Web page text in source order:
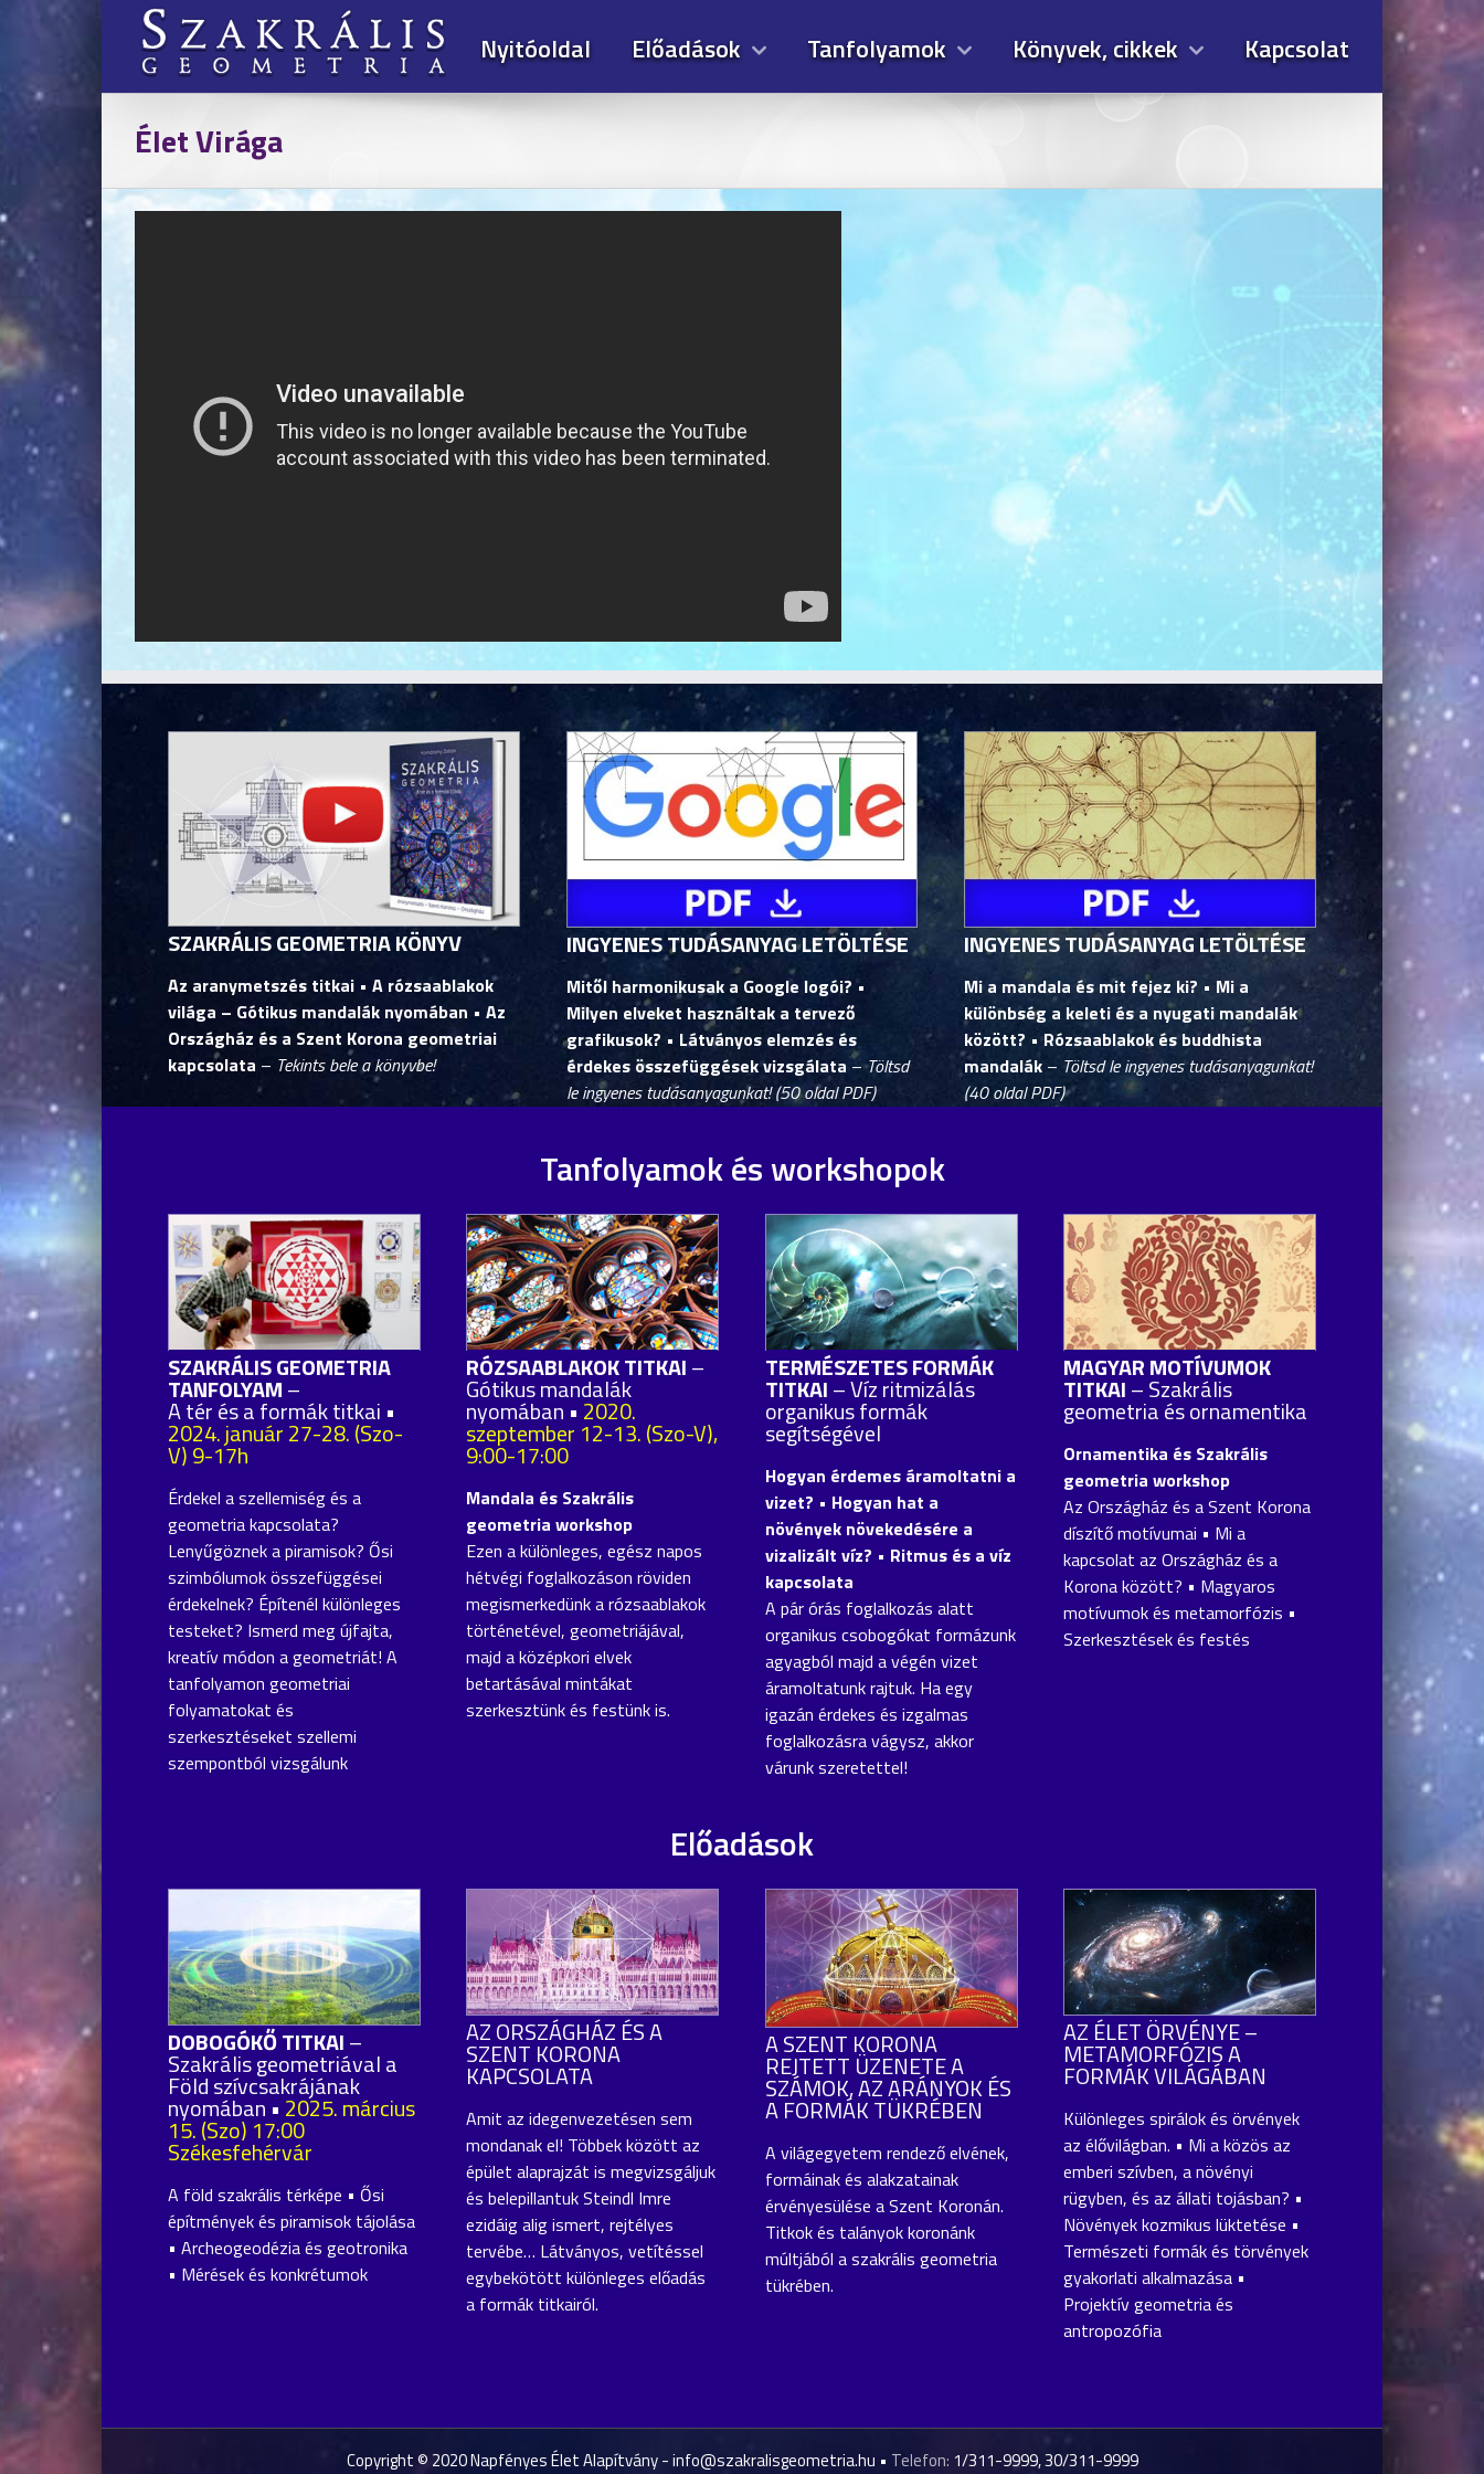
Kihagyás
Nyitóoldal Előadások Tanfolyamok Könyvek, cikkek Kapcsolat
Élet Virága
SZAKRÁLIS GEOMETRIA KÖNYV
Az aranymetszés titkai • A rózsaablakok
világa – Gótikus mandalák nyomában • Az
Országház és a Szent Korona geometriai
kapcsolata – Tekints bele a könyvbe!
INGYENES TUDÁSANYAG LETÖLTÉSE
Mitől harmonikusak a Google logói? •
Milyen elveket használtak a tervező
grafikusok? • Látványos elemzés és
érdekes összefüggések vizsgálata–Töltsd
le ingyenes tudásanyagunkat! (50 oldal PDF)
INGYENES TUDÁSANYAG LETÖLTÉSE
Mi a mandala és mit fejez ki? • Mi a
különbség a keleti és a nyugati mandalák
között? • Rózsaablakok és buddhista
mandalák – Töltsd le ingyenes tudásanyagunkat!
(40 oldal PDF)
Tanfolyamok és workshopok
SZAKRÁLIS GEOMETRIA
TANFOLYAM–
A tér és a formák titkai •
2024. január 27-28. (Szo-
V) 9-17h
Érdekel a szellemiség és a
geometria kapcsolata?
Lenyűgöznek a piramisok? Ősi
szimbólumok összefüggései
érdekelnek? Építenél különleges
testeket? Ismerd meg újfajta,
kreatív módon a geometriát! A
tanfolyamon geometriai
folyamatokat és
szerkesztéseket szellemi
szempontból vizsgálunk
RÓZSAABLAKOK TITKAI–
Gótikus mandalák
nyomában • 2020.
szeptember 12-13. (Szo-V),
9:00-17:00
Mandala és Szakrális
geometria workshop
Ezen a különleges, egész napos
hétvégi foglalkozáson röviden
megismerkedünk a rózsaablakok
történetével, geometriájával,
majd a középkori elvek
betartásával mintákat
szerkesztünk és festünk is.
TERMÉSZETES FORMÁK
TITKAI– Víz ritmizálás
organikus formák
segítségével
Hogyan érdemes áramoltatni a
vizet? • Hogyan hat a
növények növekedésére a
vizalizált víz? • Ritmus és a víz
kapcsolata
A pár órás foglalkozás alatt
organikus csobogókat formázunk
agyagból majd a végén vizet
áramoltatunk rajtuk. Ha egy
igazán érdekes és izgalmas
foglalkozásra vágysz, akkor
várunk szeretettel!
MAGYAR MOTÍVUMOK
TITKAI– Szakrális
geometria és ornamentika
Ornamentika és Szakrális
geometria workshop
Az Országház és a Szent Korona
díszítő motívumai • Mi a
kapcsolat az Országház és a
Korona között? • Magyaros
motívumok és metamorfózis •
Szerkesztések és festés
Előadások
DOBOGÓKŐ TITKAI–
Szakrális geometriával a
Föld szívcsakrájának
nyomában • 2025. március
15. (Szo) 17:00
Székesfehérvár
A föld szakrális térképe • Ősi
építmények és piramisok tájolása
• Archeogeodézia és geotronika
• Mérések és konkrétumok
AZ ORSZÁGHÁZ ÉS A
SZENT KORONA
KAPCSOLATA
Amit az idegenvezetésen sem
mondanak el! Többek között az
épület alaprajzát is megvizsgáljuk
és belepillantuk Steindl Imre
ezidáig alig ismert, rejtélyes
tervébe… Látványos, vetítéssel
egybekötött különleges előadás
a formák titkairól.
A SZENT KORONA
REJTETT ÜZENETE A
SZÁMOK, AZ ARÁNYOK ÉS
A FORMÁK TÜKRÉBEN
A világegyetem rendező elvének,
formáinak és alakzatainak
érvényesülése a Szent Koronán.
Titkok és talányok koronánk
múltjából a szakrális geometria
tükrében.
AZ ÉLET ÖRVÉNYE –
METAMORFÓZIS A
FORMÁK VILÁGÁBAN
Különleges spirálok és örvények
az élővilágban. • Mi a közös az
emberi szívben, a növényi
rügyben, és az állati tojásban? •
Növények kozmikus lüktetése •
Természeti formák és törvények
gyakorlati alkalmazása •
Projektív geometria és
antropozófia
Copyright © 2020 Napfényes Élet Alapítvány -info@szakralisgeometria.hu • Telefon: 1/311-9999, 30/311-9999